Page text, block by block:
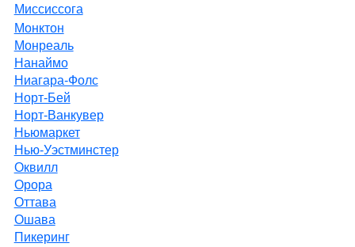
Миссиссога
Монктон
Монреаль
Нанаймо
Ниагара-Фолс
Норт-Бей
Норт-Ванкувер
Ньюмаркет
Нью-Уэстминстер
Оквилл
Орора
Оттава
Ошава
Пикеринг